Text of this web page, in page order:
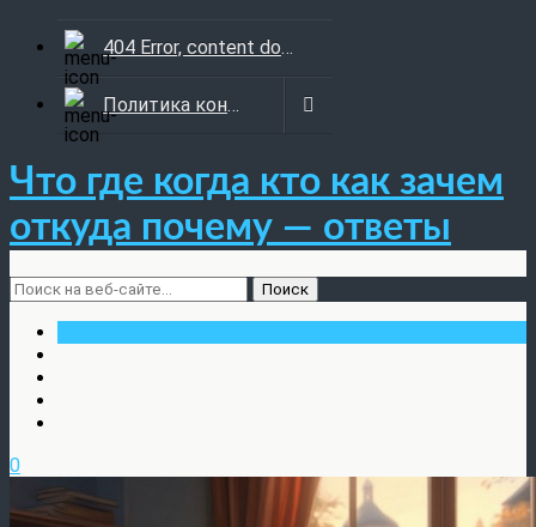
404 Error, content does not exist anymore
Политика конфиденциальности
Что где когда кто как зачем
откуда почему — ответы
0